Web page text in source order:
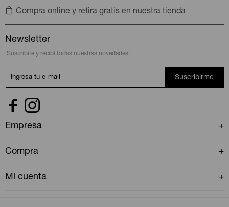
Compra online y retira gratis en nuestra tienda
Newsletter
¡Suscribite y recibí todas nuestras novedades!
Suscribirme
 
Empresa
Compra
Mi cuenta